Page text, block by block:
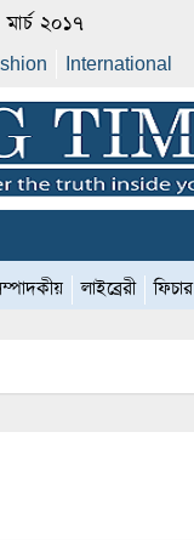
২০১৭
International
লাইব্রেরী ফিচার